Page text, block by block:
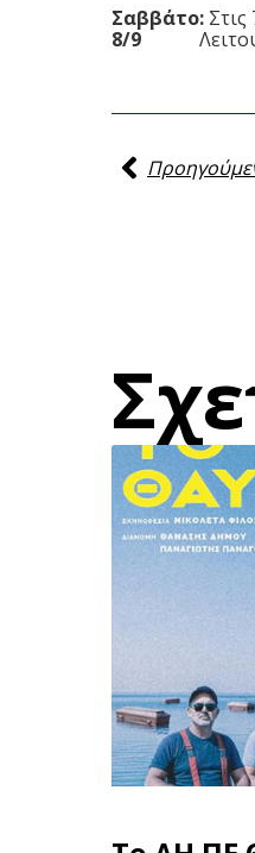
Σαββάτο
8/9
: Στις